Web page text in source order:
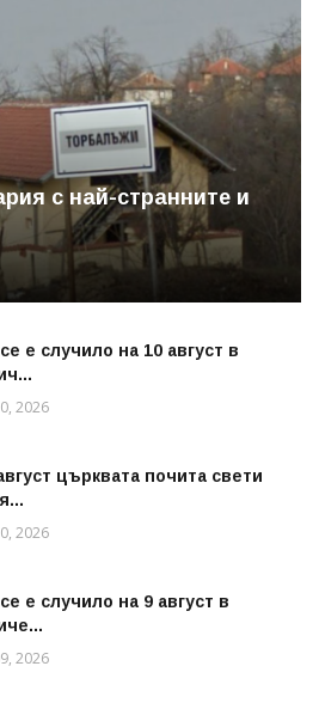
с най-странните и
е случило на 10 август в
2026
църквата почита свети
2026
е случило на 9 август в
2026